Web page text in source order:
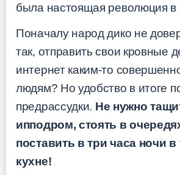
была настоящая революция в
Поначалу народ дико не
так, отправить свои кровные
интернет каким-то
людям? Но удобство в итоге
предрассудки. Не нужно
ипподром, стоять в
поставить в три часа ночи в
кухне!